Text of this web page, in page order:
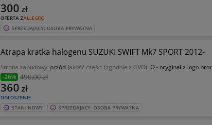
OFERTA ZALLEGRO
300 zł
SPRZEDAJĄCY: OSOBA PRYWATNA
Atrapa kratka halogenu SUZUKI SWIFT Mk7 SPORT 2012-
Strona zabudowy: przód Jakość części (zgodnie z GVO): O - oryginał z logo
-26% 490,00 zł
OGŁOSZENIE
360 zł
STAN: NOWY SPRZEDAJĄCY: OSOBA PRYWATNA